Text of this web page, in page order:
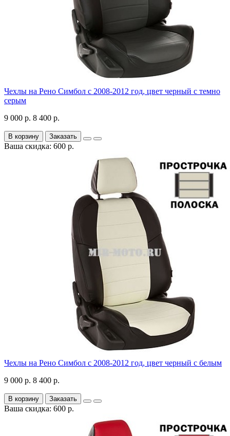
Чехлы на Рено Симбол с 2008-2012 год, цвет черный с темно
серым
9 000 р. 8 400 р.
В корзину Заказать
Ваша скидка: 600 р.
Чехлы на Рено Симбол с 2008-2012 год, цвет черный с белым
9 000 р. 8 400 р.
В корзину Заказать
Ваша скидка: 600 р.